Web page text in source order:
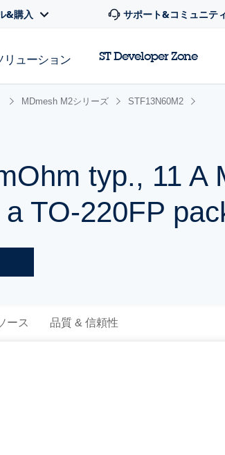
&購入 サポート&コミュニテ
リューション ST Developer Zone
MDmesh M2シリーズ STF13N60M2
typ., 11 A
TO-220FP
ース 品質 & 信頼性